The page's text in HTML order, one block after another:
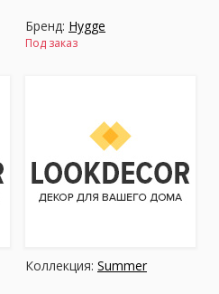
Бренд: Hygge
Под заказ
Коллекция: Summer